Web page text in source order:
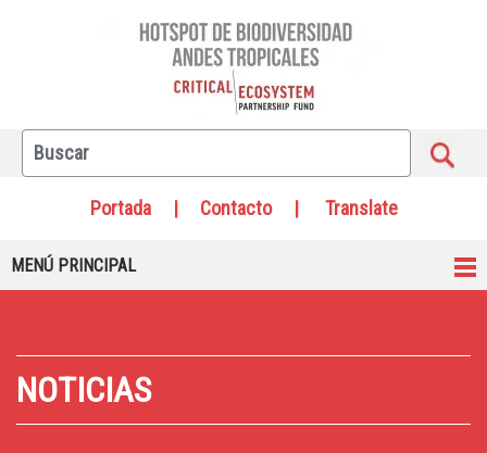
Portada| Contacto| Translate
MENÚ PRINCIPAL
NOTICIAS